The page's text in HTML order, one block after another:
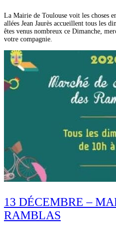
La Mairie de Toulouse voit les choses
allées Jean Jaurès accueillent tous les
êtes venus nombreux ce Dimanche,
votre compagnie.
13 DÉCEMBRE –
RAMBLAS